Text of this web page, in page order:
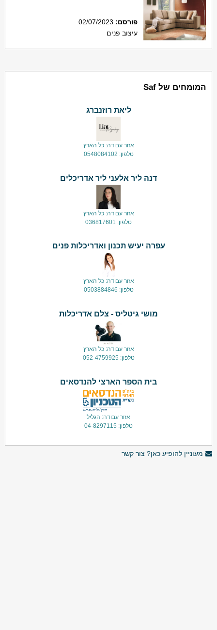
פורסם:
עיצוב פנים
המומחים של Saf
ליאת רוזנברג
אזור עבודה: כל הארץ
טלפון: 0548084102
דנה ליר אלעני ליר אדריכלים
אזור עבודה: כל הארץ
טלפון: 036817601
עפרה יעיש תכנון ואדריכלות פנים
אזור עבודה: כל הארץ
טלפון: 0503884846
מושי גיטליס - צלם אדריכלות
אזור עבודה: כל הארץ
טלפון: 052-4759925
בית הספר הארצי להנדסאים
אזור עבודה: הגליל
טלפון: 04-8297115
מעוניין להופיע כאן? צור קשר